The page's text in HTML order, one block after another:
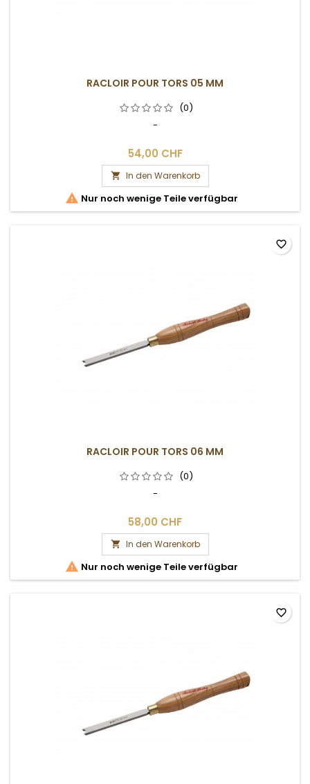
RACLOIR POUR TORS 05 MM
(0)
-
54,00 CHF
 In den Warenkorb
 Nur noch wenige Teile verfügbar
RACLOIR POUR TORS 06 MM
(0)
-
58,00 CHF
 In den Warenkorb
 Nur noch wenige Teile verfügbar
favorite_border
favorite_border